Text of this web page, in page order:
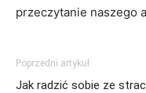
przeczytanie naszego
Poprzedni artykuł
Jak radzić sobie ze